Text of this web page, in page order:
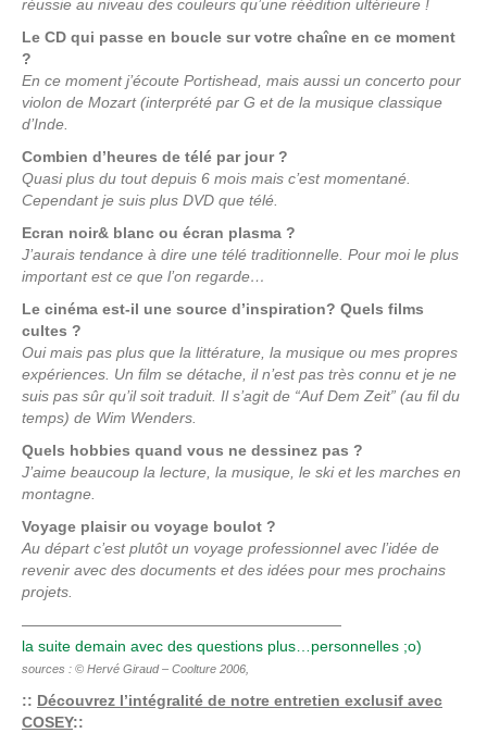
réussie au niveau des couleurs qu’une réédition ultérieure !
Le CD qui passe en boucle sur votre chaîne en ce moment
?
En ce moment j’écoute Portishead, mais aussi un concerto pour
violon de Mozart (interprété par G et de la musique classique
d’Inde.
Combien d’heures de télé par jour ?
Quasi plus du tout depuis 6 mois mais c’est momentané.
Cependant je suis plus DVD que télé.
Ecran noir& blanc ou écran plasma ?
J’aurais tendance à dire une télé traditionnelle. Pour moi le plus
important est ce que l’on regarde…
Le cinéma est-il une source d’inspiration? Quels films
cultes ?
Oui mais pas plus que la littérature, la musique ou mes propres
expériences. Un film se détache, il n’est pas très connu et je ne
suis pas sûr qu’il soit traduit. Il s’agit de “Auf Dem Zeit” (au fil du
temps) de Wim Wenders.
Quels hobbies quand vous ne dessinez pas ?
J’aime beaucoup la lecture, la musique, le ski et les marches en
montagne.
Voyage plaisir ou voyage boulot ?
Au départ c’est plutôt un voyage professionnel avec l’idée de
revenir avec des documents et des idées pour mes prochains
projets.
—————————————————————
la suite demain avec des questions plus…personnelles ;o)
sources : © Hervé Giraud – Coolture 2006,
:: Découvrez l’intégralité de notre entretien exclusif avec
COSEY::